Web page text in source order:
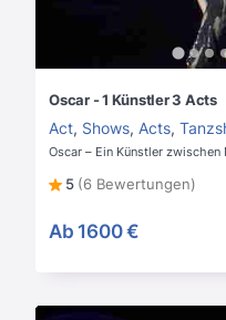
Oscar - 1 Künstler 3 Acts
Act, Shows, Acts,
Oscar – Ein Künstler
5 (6 Bewertungen)
Ab 1600 €